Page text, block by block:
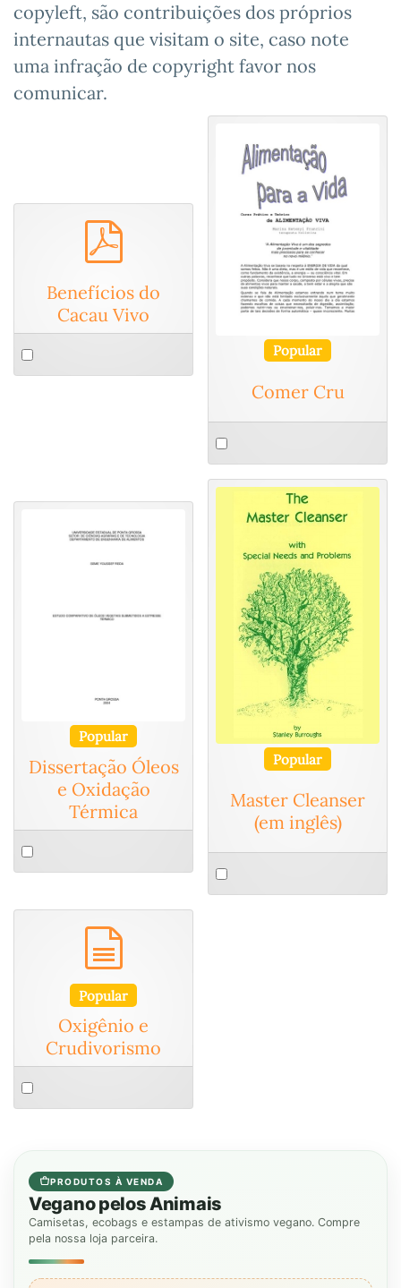
copyleft, são contribuições dos próprios
internautas que visitam o site, caso note
uma infração de copyright favor nos
comunicar.
Benefícios do
Cacau Vivo
Select
an
Popular
Comer Cru
Select
an
item
Popular
Dissertação Óleos
e Oxidação
Térmica
Select
an
Popular
Master Cleanser
(em inglês)
Select
an
Popular
Oxigênio e
Crudivorismo
Select
an
PRODUTOS À VENDA
Vegano pelos Animais
Camisetas, ecobags e estampas de ativismo vegano. Compre
pela nossa loja parceira.